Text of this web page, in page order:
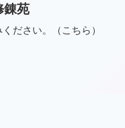
修錬苑
ださい。（こちら）